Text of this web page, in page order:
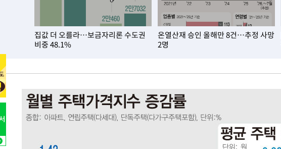
선재도서 해루질 나섰다 실종 60대, 닷새 만에 숨진 채 발견
남자 농구, 나고야 아시안게임서 '홈팀' 일본과 한일전
-16529초 전 >여수 오동도 해상서 모터보트 전복…1명 사망·1명 실종
-12756초 전 >
극한폭염 한풀 꺾이지만…'낮 최고 35도' 무더위, 열대야 계속[다음
송"
51분 전 >'최고 37도' 폭염 지속…강원동해안 최대 150㎜ 비
2시간 전 >[속보]뉴욕증시 상승 마감…S&P 0.6% 나스닥 1.3%↑
집값 더 오를라…보금자리론 수도권
비중 48.1%
온열산재 승인 올해만 8건…추정 사망
2명